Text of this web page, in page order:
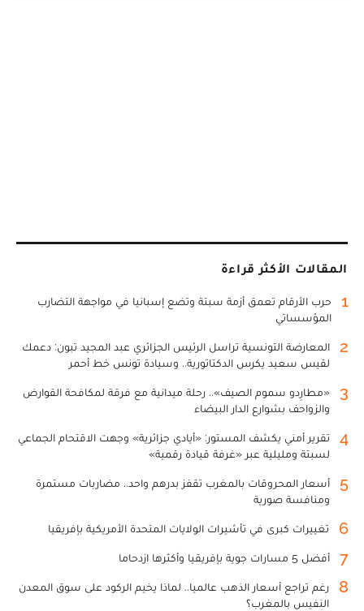
المقالات الأكثر قراءة
1
حرب الأرقام تعمق أزمة سبتة وتضع إسبانيا في مواجهة التضارب
المؤسساتي
2
المعارضة التونسية تراسل الرئيس الجزائري عبد المجيد تبون: دعمك
لقيس سعيد يكرس الدكتاتورية.. وسيادة تونس خط أحمر
3
«مطارِدو سموم الصيف».. رحلة ميدانية مع فرقة لمكافحة القوارض
والزواحف بشوارع الدار البيضاء
4
تقرير أمني يكشف المستور: «أيادي جزائرية» وجهت الاقتحام الجماعي
لسبتة ومليلية عبر «غرفة قيادة رقمية»
5
أسعار المحروقات بالمغرب تقفز بدرهم واحد.. مضاربات مستمرة
ومنافسة صورية
6 تغييرات كبرى في تأشيرات الولايات المتحدة الأمريكية بإفريقيا
7 أفضل 5 مسارات جوية بإفريقيا وأكثرها ازدحاما
8
رغم تراجع أسعار الذهب عالميا.. لماذا يخيم الركود على سوق المعدن
النفيس بالمغرب؟